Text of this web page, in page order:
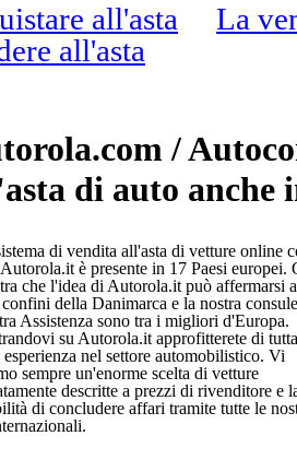
all'asta
La
all'asta
/
di auto anche
di vendita all'asta di vetture online
è presente in 17 Paesi europei.
che l'idea di Autorola.it può affermarsi
della Danimarca e la nostra
Assistenza sono tra i migliori d'Europa.
su Autorola.it approfitterete di
esperienza nel settore automobilistico. Vi
sempre un'enorme scelta di vetture
descritte a prezzi di rivenditore e
di concludere affari tramite tutte le